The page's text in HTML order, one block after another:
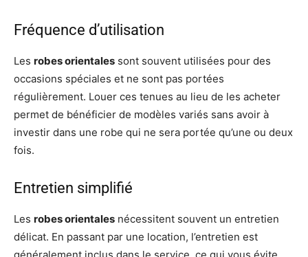
Fréquence d’utilisation
Les robes orientales sont souvent utilisées pour des
occasions spéciales et ne sont pas portées
régulièrement. Louer ces tenues au lieu de les acheter
permet de bénéficier de modèles variés sans avoir à
investir dans une robe qui ne sera portée qu’une ou deux
fois.
Entretien simplifié
Les robes orientales nécessitent souvent un entretien
délicat. En passant par une location, l’entretien est